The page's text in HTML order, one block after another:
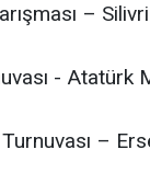
–
- Atatürk
–